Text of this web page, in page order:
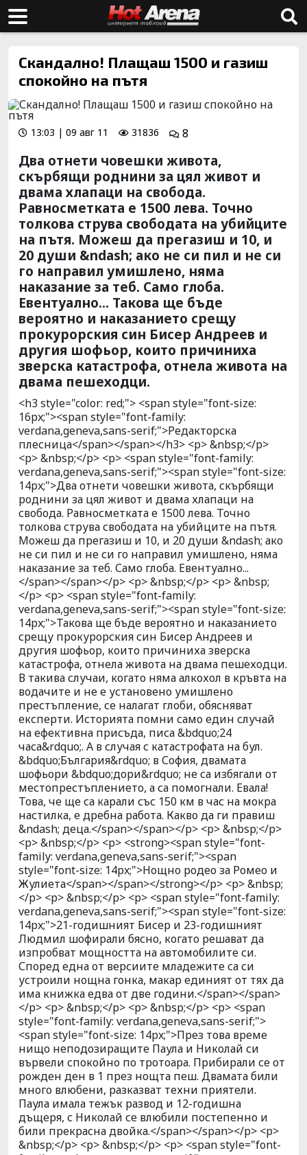
Скандално! Плащаш 1500 и газиш
спокойно на пътя
13:03 | 09 авг 11 31836 8
Два отнети човешки живота,
скърбящи роднини за цял живот и
двама хлапаци на свобода.
Равносметката е 1500 лева. Точно
толкова струва свободата на убийците
на пътя. Можеш да прегазиш и 10, и
20 души &ndash; ако не си пил и не си
го направил умишлено, няма
наказание за теб. Само глоба.
Евентуално... Такова ще бъде
вероятно и наказанието срещу
прокурорския син Бисер Андреев и
другия шофьор, които причиниха
зверска катастрофа, отнела живота на
двама пешеходци.
<h3 style="color: red;"> <span style="font-size:
16px;"><span style="font-family:
verdana,geneva,sans-serif;">Редакторска
плесница</span></span></h3> <p> &nbsp;</p>
<p> &nbsp;</p> <p> <span style="font-family:
verdana,geneva,sans-serif;"><span style="font-size:
14px;">Два отнети човешки живота, скърбящи
роднини за цял живот и двама хлапаци на
свобода. Равносметката е 1500 лева. Точно
толкова струва свободата на убийците на пътя.
Можеш да прегазиш и 10, и 20 души &ndash; ако
не си пил и не си го направил умишлено, няма
наказание за теб. Само глоба. Евентуално...
</span></span></p> <p> &nbsp;</p> <p> &nbsp;
</p> <p> <span style="font-family:
verdana,geneva,sans-serif;"><span style="font-size:
14px;">Такова ще бъде вероятно и наказанието
срещу прокурорския син Бисер Андреев и
другия шофьор, които причиниха зверска
катастрофа, отнела живота на двама пешеходци.
В такива случаи, когато няма алкохол в кръвта на
водачите и не е установено умишлено
престъпление, се налагат глоби, обясняват
експерти. Историята помни само един случай
на ефективна присъда, писа &bdquo;24
часа&rdquo;. А в случая с катастрофата на бул.
&bdquo;България&rdquo; в София, двамата
шофьори &bdquo;дори&rdquo; не са избягали от
местопрестъплението, а са помогнали. Евала!
Това, че ще са карали със 150 км в час на мокра
настилка, е дребна работа. Какво да ги правиш
&ndash; деца.</span></span></p> <p> &nbsp;</p>
<p> &nbsp;</p> <p> <strong><span style="font-
family: verdana,geneva,sans-serif;"><span
style="font-size: 14px;">Нощно родео за Ромео и
Жулиета</span></span></strong></p> <p> &nbsp;
</p> <p> &nbsp;</p> <p> <span style="font-family:
verdana,geneva,sans-serif;"><span style="font-size:
14px;">21-годишният Бисер и 23-годишният
Людмил шофирали бясно, когато решават да
изпробват мощността на автомобилите си.
Според една от версиите младежите са си
устроили нощна гонка, макар единият от тях да
има книжка едва от две години.</span></span>
</p> <p> &nbsp;</p> <p> &nbsp;</p> <p> <span
style="font-family: verdana,geneva,sans-serif;">
<span style="font-size: 14px;">През това време
нищо неподозиращите Паула и Николай си
вървели спокойно по тротоара. Прибирали се от
рожден ден в 1 през нощта пеш. Двамата били
много влюбени, разказват техни приятели.
Паула имала тежък развод и 12-годишна
дъщеря, с Николай се влюбили постепенно и
били прекрасна двойка.</span></span></p> <p>
&nbsp;</p> <p> &nbsp;</p> <p> <span style="font-